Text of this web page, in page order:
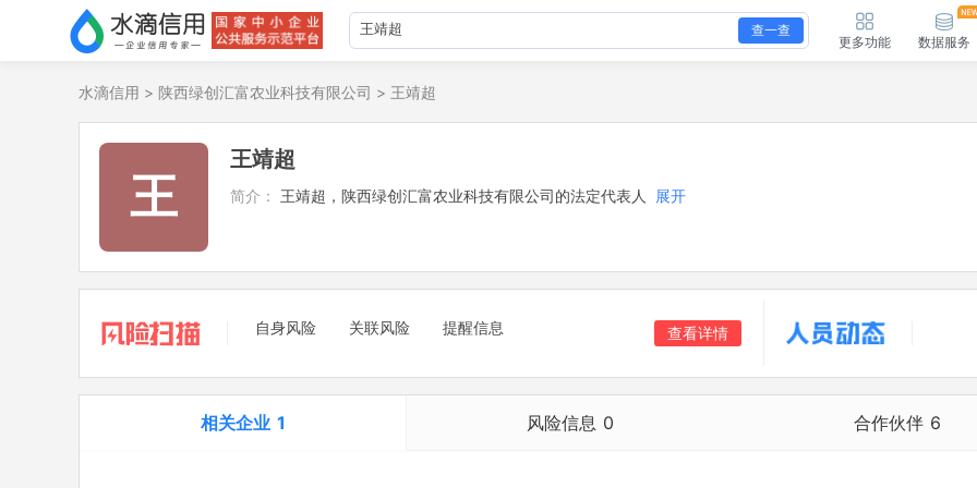
查一查
更多功能 数据服务
水滴信用 > 陕西绿创汇富农业科技有限公司 > 王靖超
王
王靖超
简介： 王靖超，陕西绿创汇富农业科技有限公司的法定代表人 展开
自身风险 关联风险 提醒信息 查看详情
相关企业 1 风险信息 0 合作伙伴 6